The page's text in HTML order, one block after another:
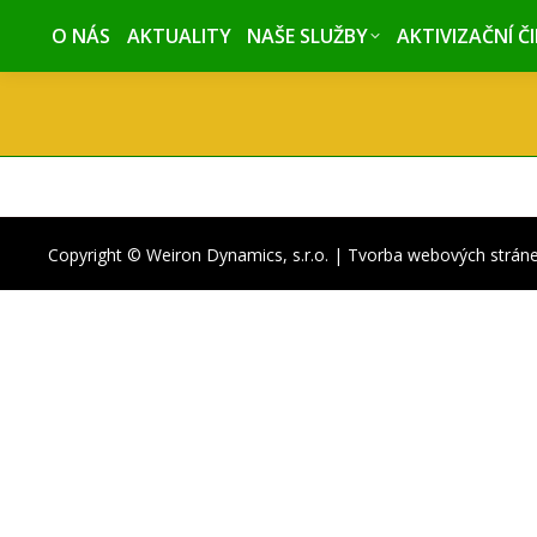
O NÁS AKTUALITY NAŠE SLUŽBY AKTIVIZAČNÍ
Copyright © Weiron Dynamics, s.r.o. | Tvorba webových
O NÁS AKTUALITY NAŠE SLUŽBY AKTIVIZAČNÍ